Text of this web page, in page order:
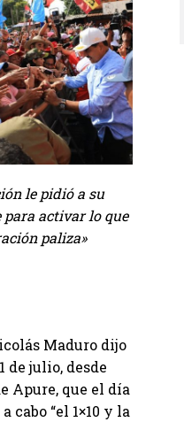
le pidió a su
activar lo que
paliza»
Maduro dijo
de julio, desde
Apure, que el día
cabo “el 1×10 y la